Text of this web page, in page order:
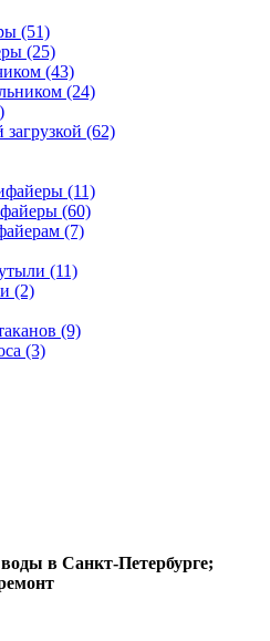
(51)
(25)
(43)
(24)
(62)
(11)
(60)
(7)
(11)
(2)
(9)
(3)
в Санкт-Петербурге;